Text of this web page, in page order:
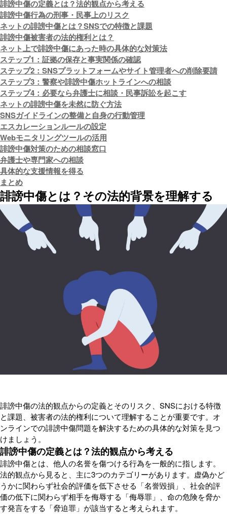
誹謗中傷の定義とは？法的観点から考える
誹謗中傷行為の刑事・民事上のリスク
ネットの誹謗中傷とは？SNSでの特徴と課題
誹謗中傷被害者の法的権利とは？
ネット上で誹謗中傷にあった時の具体的な対策法
ステップ1：証拠の保存と事実関係の確認
ステップ2：SNSプラットフォームやサイト管理者への削除要請
ステップ3：警察や誹謗中傷ホットラインへの相談
ステップ4：必要なら弁護士に相談・民事訴訟を起こす
ネットの誹謗中傷を未然に防ぐ方法
SNSガイドラインの整備と自身の行動管理
エスカレーションルールの設定
Webモニタリングツールの活用
誹謗中傷対策のための相談窓口
弁護士や専門家への相談
具体的な支援情報を得る
まとめ
誹謗中傷とは？その法的背景を理解する
誹謗中傷の法的観点からの定義とそのリスク、SNSにおける特徴
と課題、被害者の法的権利について理解することが重要です。オ
ンラインでの誹謗中傷問題を解決するための具体的な対策を見つ
けましょう。
誹謗中傷の定義とは？法的観点から考える
誹謗中傷とは、他人の名誉を傷つける行為を一般的に指します。
法的観点から見ると、主に3つのカテゴリーがあります。虚偽かど
うかに関わらず社会的評価を低下させる「名誉毀損」、社会的評
価の低下に関わらず相手を侮辱する「侮辱罪」、命の危険を脅か
す発言をする「脅迫罪」が該当すると考えられます。